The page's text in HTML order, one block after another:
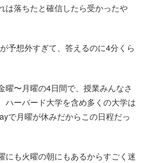
は落ちたと確信したら受かったや
予想外すぎて、答えるのに4分くら
曜〜月曜の4日間で、授業みんなさ
ハーバード大学を含め多くの大学は
で月曜が休みだからこの日程だっ
にも火曜の朝にもあるからすごく迷